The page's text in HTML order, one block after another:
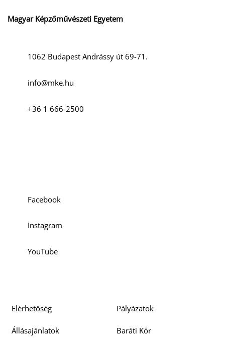
Magyar Képzőművészeti Egyetem
1062 Budapest Andrássy út 69-71.
info@mke.hu
+36 1 666-2500
Facebook
Instagram
YouTube
Elérhetőség Pályázatok
Állásajánlatok Baráti Kör